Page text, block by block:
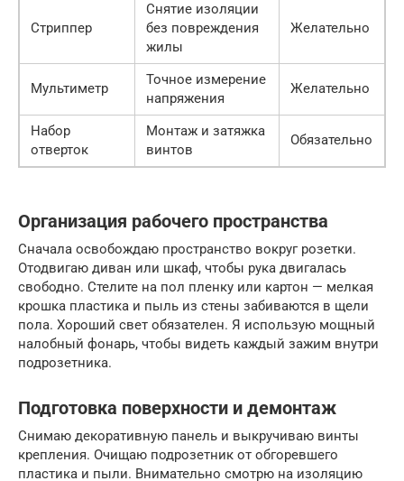
Стриппер
Снятие изоляции
без повреждения
жилы
Желательно
Мультиметр
Точное измерение
напряжения
Желательно
Набор
отверток
Монтаж и затяжка
винтов
Обязательно
Организация рабочего пространства
Сначала освобождаю пространство вокруг розетки.
Отодвигаю диван или шкаф, чтобы рука двигалась
свободно. Стелите на пол пленку или картон — мелкая
крошка пластика и пыль из стены забиваются в щели
пола. Хороший свет обязателен. Я использую мощный
налобный фонарь, чтобы видеть каждый зажим внутри
подрозетника.
Подготовка поверхности и демонтаж
Снимаю декоративную панель и выкручиваю винты
крепления. Очищаю подрозетник от обгоревшего
пластика и пыли. Внимательно смотрю на изоляцию